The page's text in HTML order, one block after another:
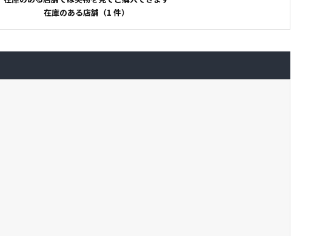
在庫のある店舗（1 件）